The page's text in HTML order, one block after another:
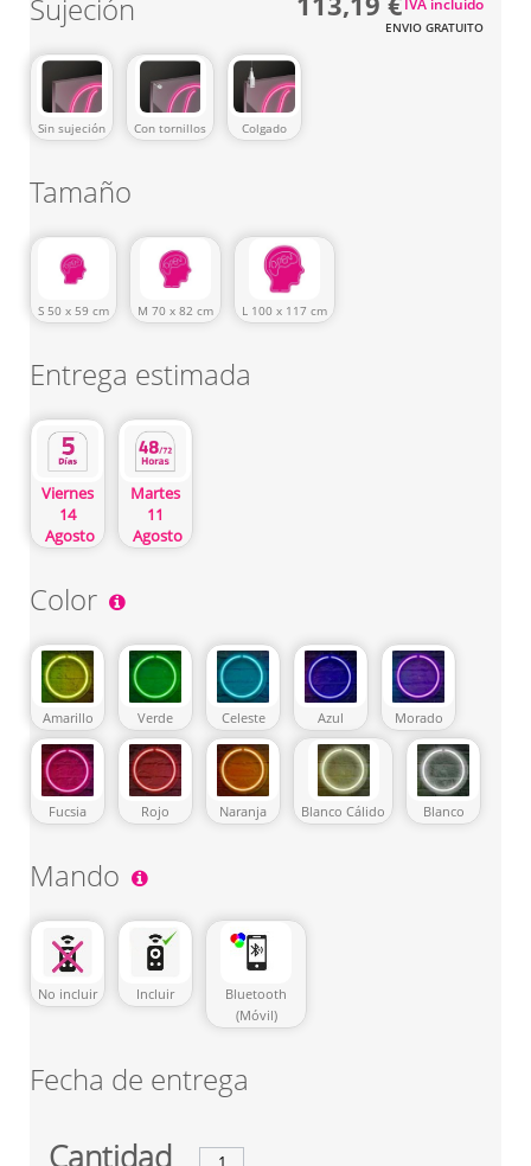
Sujeción
Sin sujeción Con tornillos Colgado
Tamaño
S 50 x 59 cm M 70 x 82 cm L 100 x 117 cm
Entrega estimada
Viernes
14
Agosto
Martes
11
Agosto
Color
Amarillo Verde Celeste Azul Morado
Fucsia Rojo Naranja Blanco Cálido Blanco
Mando
No incluir Incluir
Bluetooth
(Móvil)
Fecha de entrega
Cantidad
ENVIO GRATUITO
IVA incluido